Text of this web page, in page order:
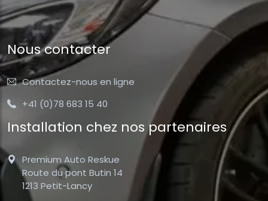
Nous contacter
Contactez-nous en ligne
+41 (0)78 683 15 40
Installation chez nos partenaires
Premium Auto Reskue
Route du pont Butin 14
1213 Petit-Lancy